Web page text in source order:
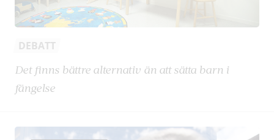
DEBATT
Det finns bättre alternativ än att sätta barn i
fängelse